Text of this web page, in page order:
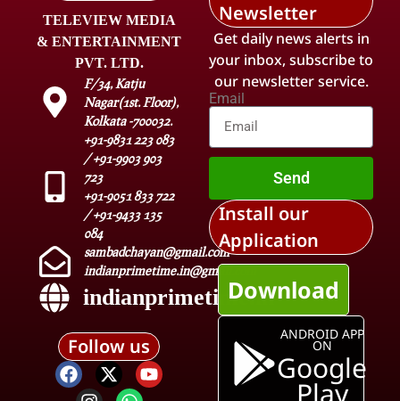
TELEVIEW MEDIA
& ENTERTAINMENT
PVT. LTD.
F/34, Katju
Nagar(1st. Floor),
Kolkata -700032.
+91-9831 223 083
/ +91-9903 903
723
+91-9051 833 722
/ +91-9433 135
084
sambadchayan@gmail.com
indianprimetime.in@gmail.com
indianprimetime.in
Follow us
Newsletter
Get daily news alerts in
your inbox, subscribe to
our newsletter service.
Email
Send
Install our
Application
Download
ANDROID APP
ON
Google
Play